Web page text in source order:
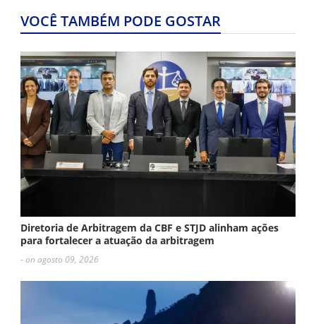
VOCÊ TAMBÉM PODE GOSTAR
Diretoria de Arbitragem da CBF e STJD alinham ações
para fortalecer a atuação da arbitragem
- on agosto 09, 2026